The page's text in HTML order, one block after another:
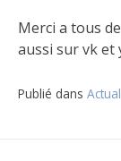
Merci a tous
aussi sur vk et
Publié dans